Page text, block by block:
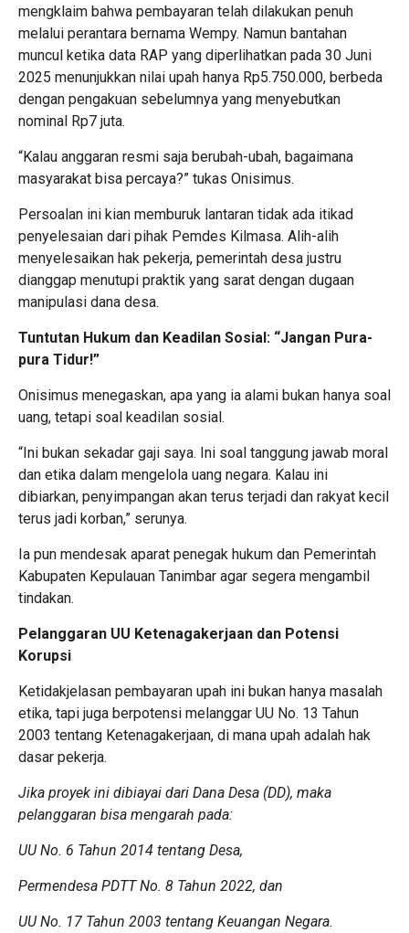
mengklaim bahwa pembayaran telah dilakukan penuh
melalui perantara bernama Wempy. Namun bantahan
muncul ketika data RAP yang diperlihatkan pada 30 Juni
2025 menunjukkan nilai upah hanya Rp5.750.000, berbeda
dengan pengakuan sebelumnya yang menyebutkan
nominal Rp7 juta.
“Kalau anggaran resmi saja berubah-ubah, bagaimana
masyarakat bisa percaya?” tukas Onisimus.
Persoalan ini kian memburuk lantaran tidak ada itikad
penyelesaian dari pihak Pemdes Kilmasa. Alih-alih
menyelesaikan hak pekerja, pemerintah desa justru
dianggap menutupi praktik yang sarat dengan dugaan
manipulasi dana desa.
Tuntutan Hukum dan Keadilan Sosial: “Jangan Pura-
pura Tidur!”
Onisimus menegaskan, apa yang ia alami bukan hanya soal
uang, tetapi soal keadilan sosial.
“Ini bukan sekadar gaji saya. Ini soal tanggung jawab moral
dan etika dalam mengelola uang negara. Kalau ini
dibiarkan, penyimpangan akan terus terjadi dan rakyat kecil
terus jadi korban,” serunya.
Ia pun mendesak aparat penegak hukum dan Pemerintah
Kabupaten Kepulauan Tanimbar agar segera mengambil
tindakan.
Pelanggaran UU Ketenagakerjaan dan Potensi
Korupsi
Ketidakjelasan pembayaran upah ini bukan hanya masalah
etika, tapi juga berpotensi melanggar UU No. 13 Tahun
2003 tentang Ketenagakerjaan, di mana upah adalah hak
dasar pekerja.
Jika proyek ini dibiayai dari Dana Desa (DD), maka
pelanggaran bisa mengarah pada:
UU No. 6 Tahun 2014 tentang Desa,
Permendesa PDTT No. 8 Tahun 2022, dan
UU No. 17 Tahun 2003 tentang Keuangan Negara.